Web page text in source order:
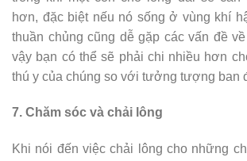
hơn, đặc biệt nếu nó sống ở vùng khí
thuần chủng cũng dễ gặp các vấn đề
vậy bạn có thể sẽ phải chi nhiều hơn
thú y của chúng so với tưởng tượng ban
7. Chăm sóc và chải lông
Khi nói đến việc chải lông cho những